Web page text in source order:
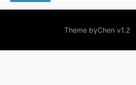
Theme byChen v1.2